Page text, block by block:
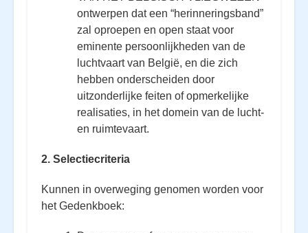
ontwerpen dat een “herinneringsband”
zal oproepen en open staat voor
eminente persoonlijkheden van de
luchtvaart van België, en die zich
hebben onderscheiden door
uitzonderlijke feiten of opmerkelijke
realisaties, in het domein van de lucht-
en ruimtevaart.
2. Selectiecriteria
Kunnen in overweging genomen worden voor
het Gedenkboek: